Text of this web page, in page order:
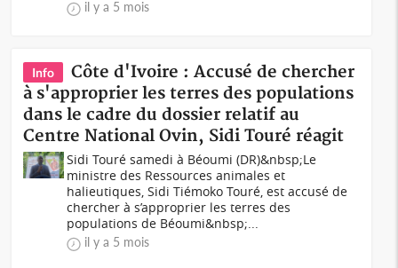
il y a 5 mois
Info
Côte d'Ivoire : Accusé de chercher
à s'approprier les terres des populations
dans le cadre du dossier relatif au
Centre National Ovin, Sidi Touré réagit
Sidi Touré samedi à Béoumi (DR)&nbsp;Le
ministre des Ressources animales et
halieutiques, Sidi Tiémoko Touré, est accusé de
chercher à s’approprier les terres des
populations de Béoumi&nbsp;...
il y a 5 mois